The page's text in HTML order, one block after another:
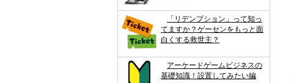
「リデンプション」って知っ
てますか？ゲーセンをもっと面
白くする救世主？
アーケードゲームビジネスの
基礎知識！設置してみたい編